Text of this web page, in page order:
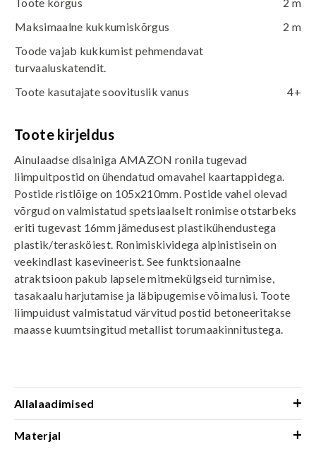
Maksimaalne kukkumiskõrgus
2 m
Toode vajab kukkumist pehmendavat
turvaaluskatendit.
Toote kasutajate soovituslik vanus
4+
Toote kirjeldus
Ainulaadse disainiga AMAZON ronila tugevad
liimpuitpostid on ühendatud omavahel kaartappidega.
Postide ristlõige on 105x210mm. Postide vahel olevad
võrgud on valmistatud spetsiaalselt ronimise otstarbeks
eriti tugevast 16mm jämedusest plastikühendustega
plastik/terasköiest. Ronimiskividega alpinistisein on
veekindlast kasevineerist. See funktsionaalne
atraktsioon pakub lapsele mitmekülgseid turnimise,
tasakaalu harjutamise ja läbipugemise võimalusi. Toote
liimpuidust valmistatud värvitud postid betoneeritakse
maasse kuumtsingitud metallist torumaakinnitustega.
Allalaadimised +
Materjal +